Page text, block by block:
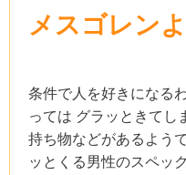
メスゴレン
条件で人を好きになる
っては グラッときてし
持ち物などがあるよう
ッとくる男性のスペッ